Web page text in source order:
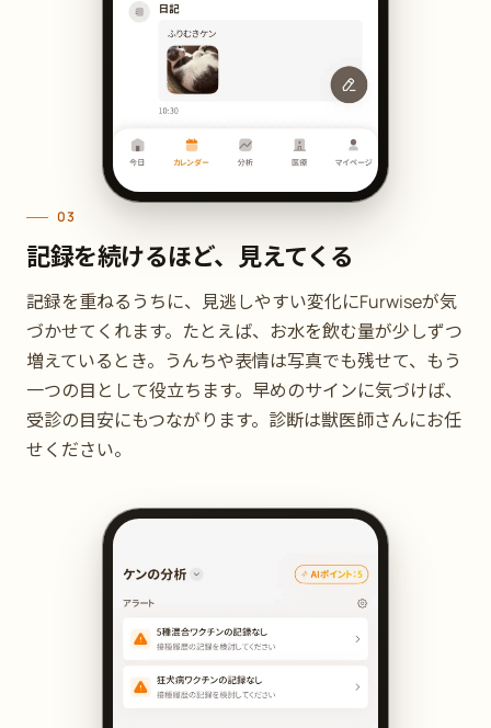
03
記録を続けるほど、見えてくる
記録を重ねるうちに、見逃しやすい変化にFurwiseが気
づかせてくれます。たとえば、お水を飲む量が少しずつ
増えているとき。うんちや表情は写真でも残せて、もう
一つの目として役立ちます。早めのサインに気づけば、
受診の目安にもつながります。診断は獣医師さんにお任
せください。